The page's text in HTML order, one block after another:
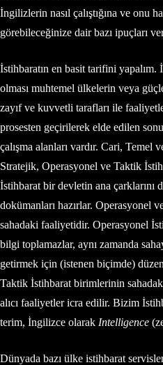
İngilizlerin nasıl çalıştığına ve onu
görebileceğinize dair bazı ipuçları
İstihbaratın en basit tarifini yapalım.
olması muhtemel ülkelerin veya
zayıf ve kuvvetli tarafları ile
prosesten geçirilerek elde edilen
çalışma alanları vardır. Cari, Temel
Stratejik, Operasyonel ve Taktik
İstihbarat bir devletin ana
dokümanları hazırlar. Operasyonel
sahadaki faaliyetidir. Operasyonel
bilgi toplamazlar, aynı zamanda
getirmek için (istenen biçimde)
Taktik İstihbarat birimlerinin
alıcı faaliyetler icra edilir. Bizim
terim, İngilizce olarak Intelligence
Dünyada bazı ülke istihbarat